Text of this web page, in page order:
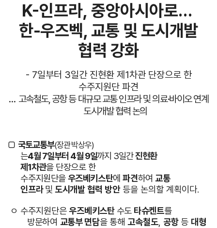
K-인프라, 중앙아시아로…
한-우즈벡, 교통 및 도시개발
협력 강화
- 7일부터 3일간 진현환 제 1차관 단장으로 한
수주지원단 파견
… 고속철도, 공항 등 대규모 교통 인프라 및 의료·바이오 연계
도시개발 협력 논의
□ 국토교통부(장관 박상우)
는4월 7일부터 4월 9일까지 3일간진현환
제1차관을 단장으로 한
수주지원단을우즈베키스탄에파견하여교통
인프라및 도시개발 협력 방안 등을 논의할 계획이다.
ㅇ 수주지원단은우즈베키스탄 수도 타슈켄트를
방문하여 교통부 면담을 통해고속철도, 공항 등 대형